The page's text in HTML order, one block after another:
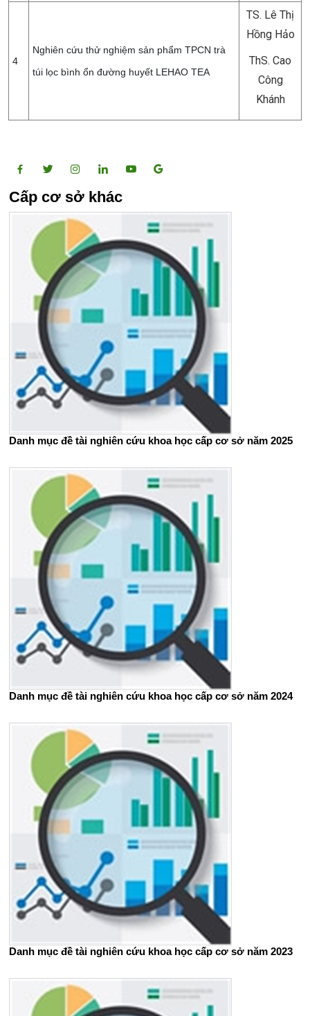
4
Nghiên cứu thử nghiệm sản phẩm TPCN trà
túi lọc bình ổn đường huyết LEHAO TEA
TS. Lê Thị
Hồng Hảo
ThS. Cao
Công
Khánh
Cấp cơ sở khác
Danh mục đề tài nghiên cứu khoa học cấp cơ sở năm 2025
Danh mục đề tài nghiên cứu khoa học cấp cơ sở năm 2024
Danh mục đề tài nghiên cứu khoa học cấp cơ sở năm 2023